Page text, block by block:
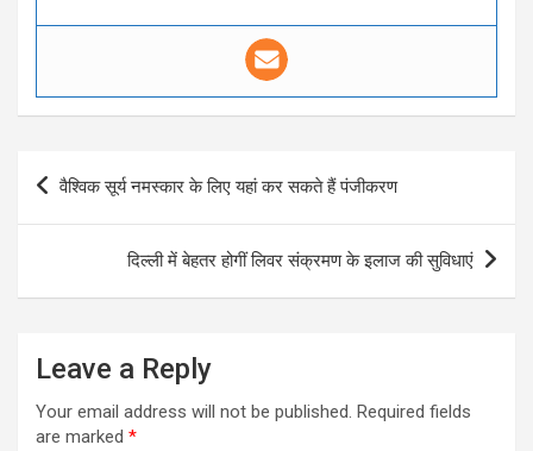
Post
navigation
वैश्विक सूर्य नमस्कार के लिए यहां कर सकते हैं पंजीकरण
दिल्ली में बेहतर होगीं लिवर संक्रमण के इलाज की सुविधाएं
Leave a Reply
Your email address will not be published. Required fields
are marked *